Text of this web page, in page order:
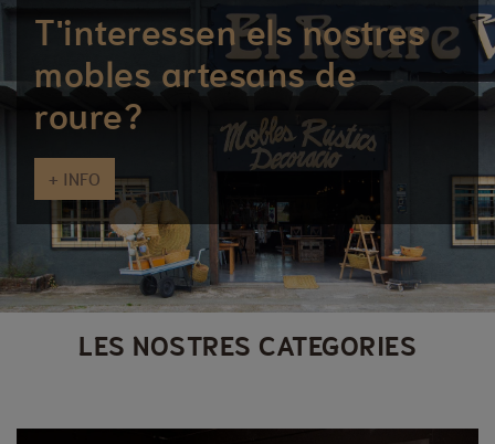
T'interessen els nostres
mobles artesans de
roure?
+ INFO
LES NOSTRES CATEGORIES